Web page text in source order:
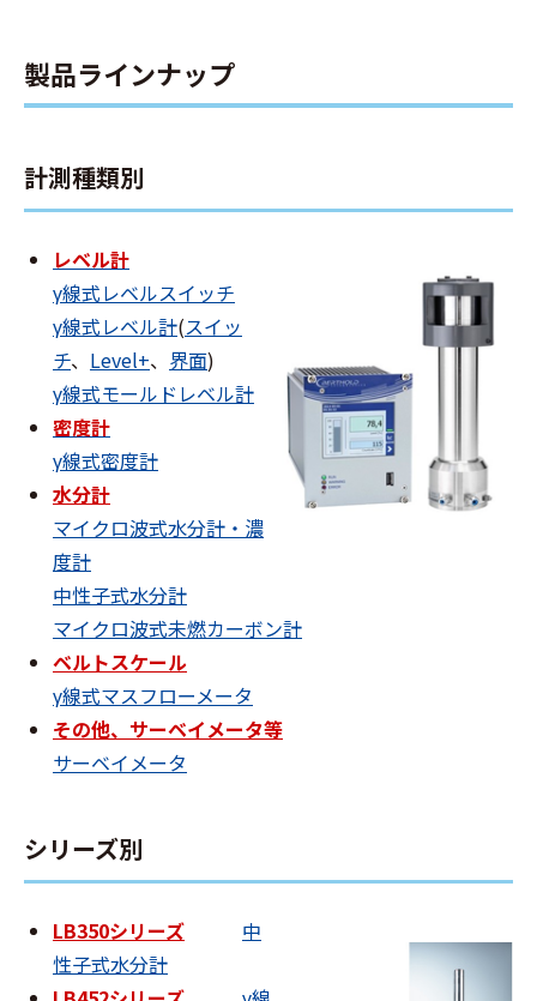
製品ラインナップ
計測種類別
レベル計
γ線式レベルスイッチ
γ線式レベル計(スイッ
チ、 Level+、 界面)
γ線式モールドレベル計
密度計
γ線式密度計
水分計
マイクロ波式水分計・濃
度計
中性子式水分計
マイクロ波式未燃カーボン計
ベルトスケール
γ線式マスフローメータ
その他、サーベイメータ等
サーベイメータ
シリーズ別
LB350シリーズ
中
性子式水分計